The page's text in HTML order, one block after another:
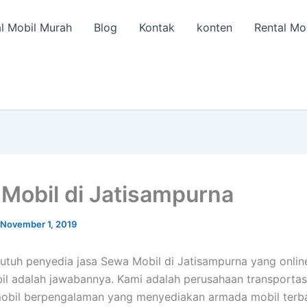
Mobil Murah Blog Kontak konten Rental
di Jatisampurna
November 1, 2019
penyedia jasa Sewa Mobil di Jatisampurna yang
adalah jawabannya. Kami adalah perusahaan
berpengalaman yang menyediakan armada mobil